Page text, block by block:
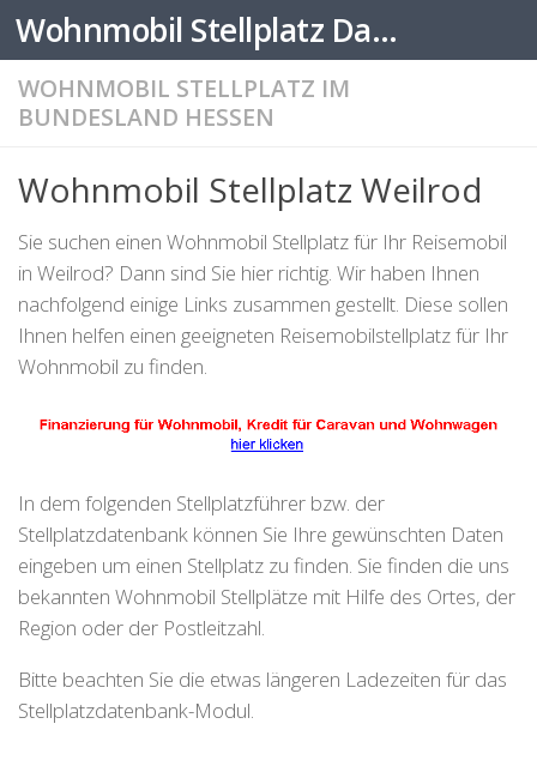
Zum Inhalt springen Wohnmobil Stellplatz Datenbank
WOHNMOBIL STELLPLATZ IM
BUNDESLAND HESSEN
Wohnmobil Stellplatz Weilrod
Sie suchen einen Wohnmobil Stellplatz für Ihr Reisemobil
in Weilrod? Dann sind Sie hier richtig. Wir haben Ihnen
nachfolgend einige Links zusammen gestellt. Diese sollen
Ihnen helfen einen geeigneten Reisemobilstellplatz für Ihr
Wohnmobil zu finden.
In dem folgenden Stellplatzführer bzw. der
Stellplatzdatenbank können Sie Ihre gewünschten Daten
eingeben um einen Stellplatz zu finden. Sie finden die uns
bekannten Wohnmobil Stellplätze mit Hilfe des Ortes, der
Region oder der Postleitzahl.
Bitte beachten Sie die etwas längeren Ladezeiten für das
Stellplatzdatenbank-Modul.